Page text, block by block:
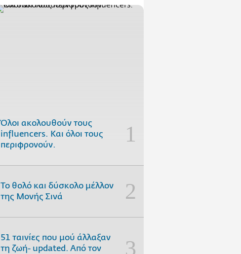
Όλοι ακολουθούν τους
influencers. Και όλοι τους
περιφρονούν.
Το θολό και δύσκολο μέλλον
της Μονής Σινά
51 ταινίες που μού άλλαξαν
τη ζωή- updated. Aπό τον